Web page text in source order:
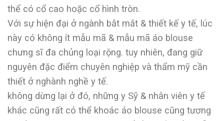
thể có cổ cao hoặc cổ hình tròn.
Với sự hiện đại ở ngành bắt mắt & thiết kế y tế, lúc
này có không ít mẫu mã & mẫu mã áo blouse
chưng sĩ đa chủng loại rộng. tuy nhiên, đang giữ
nguyên đặc điểm chuyên nghiệp và thẩm mỹ cần
thiết ở nghành nghề y tế.
không dừng lại ở đó, những y Sỹ & nhân viên y tế
khác cũng rất có thể khoác áo blouse cũng tương